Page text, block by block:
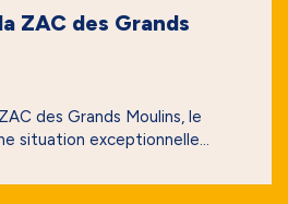
ZAC des Grands
des Grands Moulins, le
situation exceptionnelle...